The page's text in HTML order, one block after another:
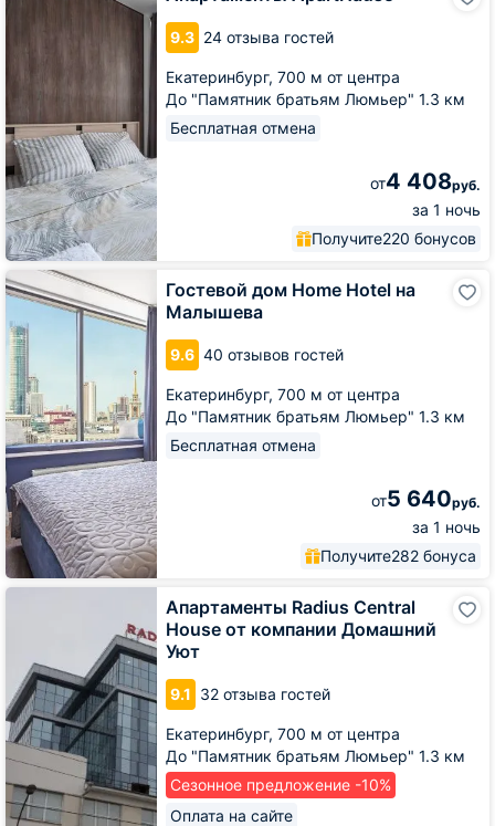
9.3 24 отзыва гостей
Екатеринбург, 700 м от центра
До "Памятник братьям Люмьер" 1.3 км
Бесплатная отмена
от4 408руб.
за 1 ночь
Получите220 бонусов
Гостевой дом Home Hotel на
Малышева
9.6 40 отзывов гостей
Екатеринбург, 700 м от центра
До "Памятник братьям Люмьер" 1.3 км
Бесплатная отмена
от5 640руб.
за 1 ночь
Получите282 бонуса
Гостевой
дом
Hotel
на
Малышева
Апартаменты Radius Central
House от компании Домашний
Уют
9.1 32 отзыва гостей
Екатеринбург, 700 м от центра
До "Памятник братьям Люмьер" 1.3 км
Сезонное предложение -10%
Оплата на сайте
Апартаменты
компании
Домашний
Уют